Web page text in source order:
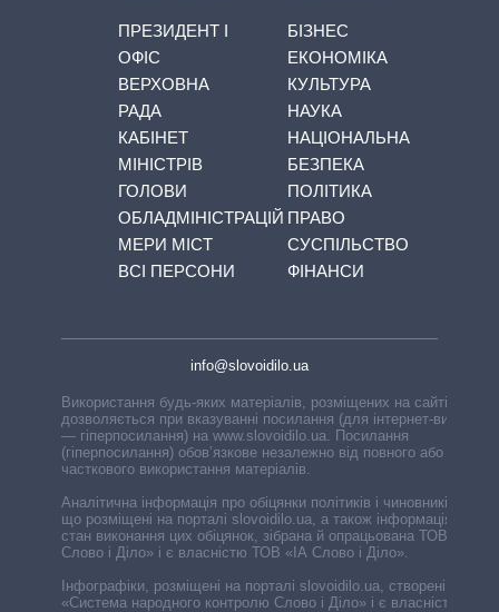
ПРЕЗИДЕНТ І
ОФІС
ВЕРХОВНА
РАДА
КАБІНЕТ
МІНІСТРІВ
ГОЛОВИ
ОБЛАДМІНІСТРАЦІЙ
МЕРИ МІСТ
ВСІ ПЕРСОНИ
БІЗНЕС
ЕКОНОМІКА
КУЛЬТУРА
НАУКА
НАЦІОНАЛЬНА
БЕЗПЕКА
ПОЛІТИКА
ПРАВО
СУСПІЛЬСТВО
ФІНАНСИ
info@slovoidilo.ua
Використання будь-яких матеріалів, розміщених на сайті,
дозволяється при вказуванні посилання (для інтернет-видань
— гіперпосилання) на www.slovoidilo.ua. Посилання
(гіперпосилання) обов’язкове незалежно від повного або
часткового використання матеріалів.
Аналітична інформація про обіцянки політиків і чиновників,
що розміщені на порталі slovoidilo.ua, а також інформація про
стан виконання цих обіцянок, зібрана й опрацьована ТОВ «ІА
Слово і Діло» і є власністю ТОВ «ІА Слово і Діло».
Інфографіки, розміщені на порталі slovoidilo.ua, створені ГО
«Система народного контролю Слово і Діло» і є власністю